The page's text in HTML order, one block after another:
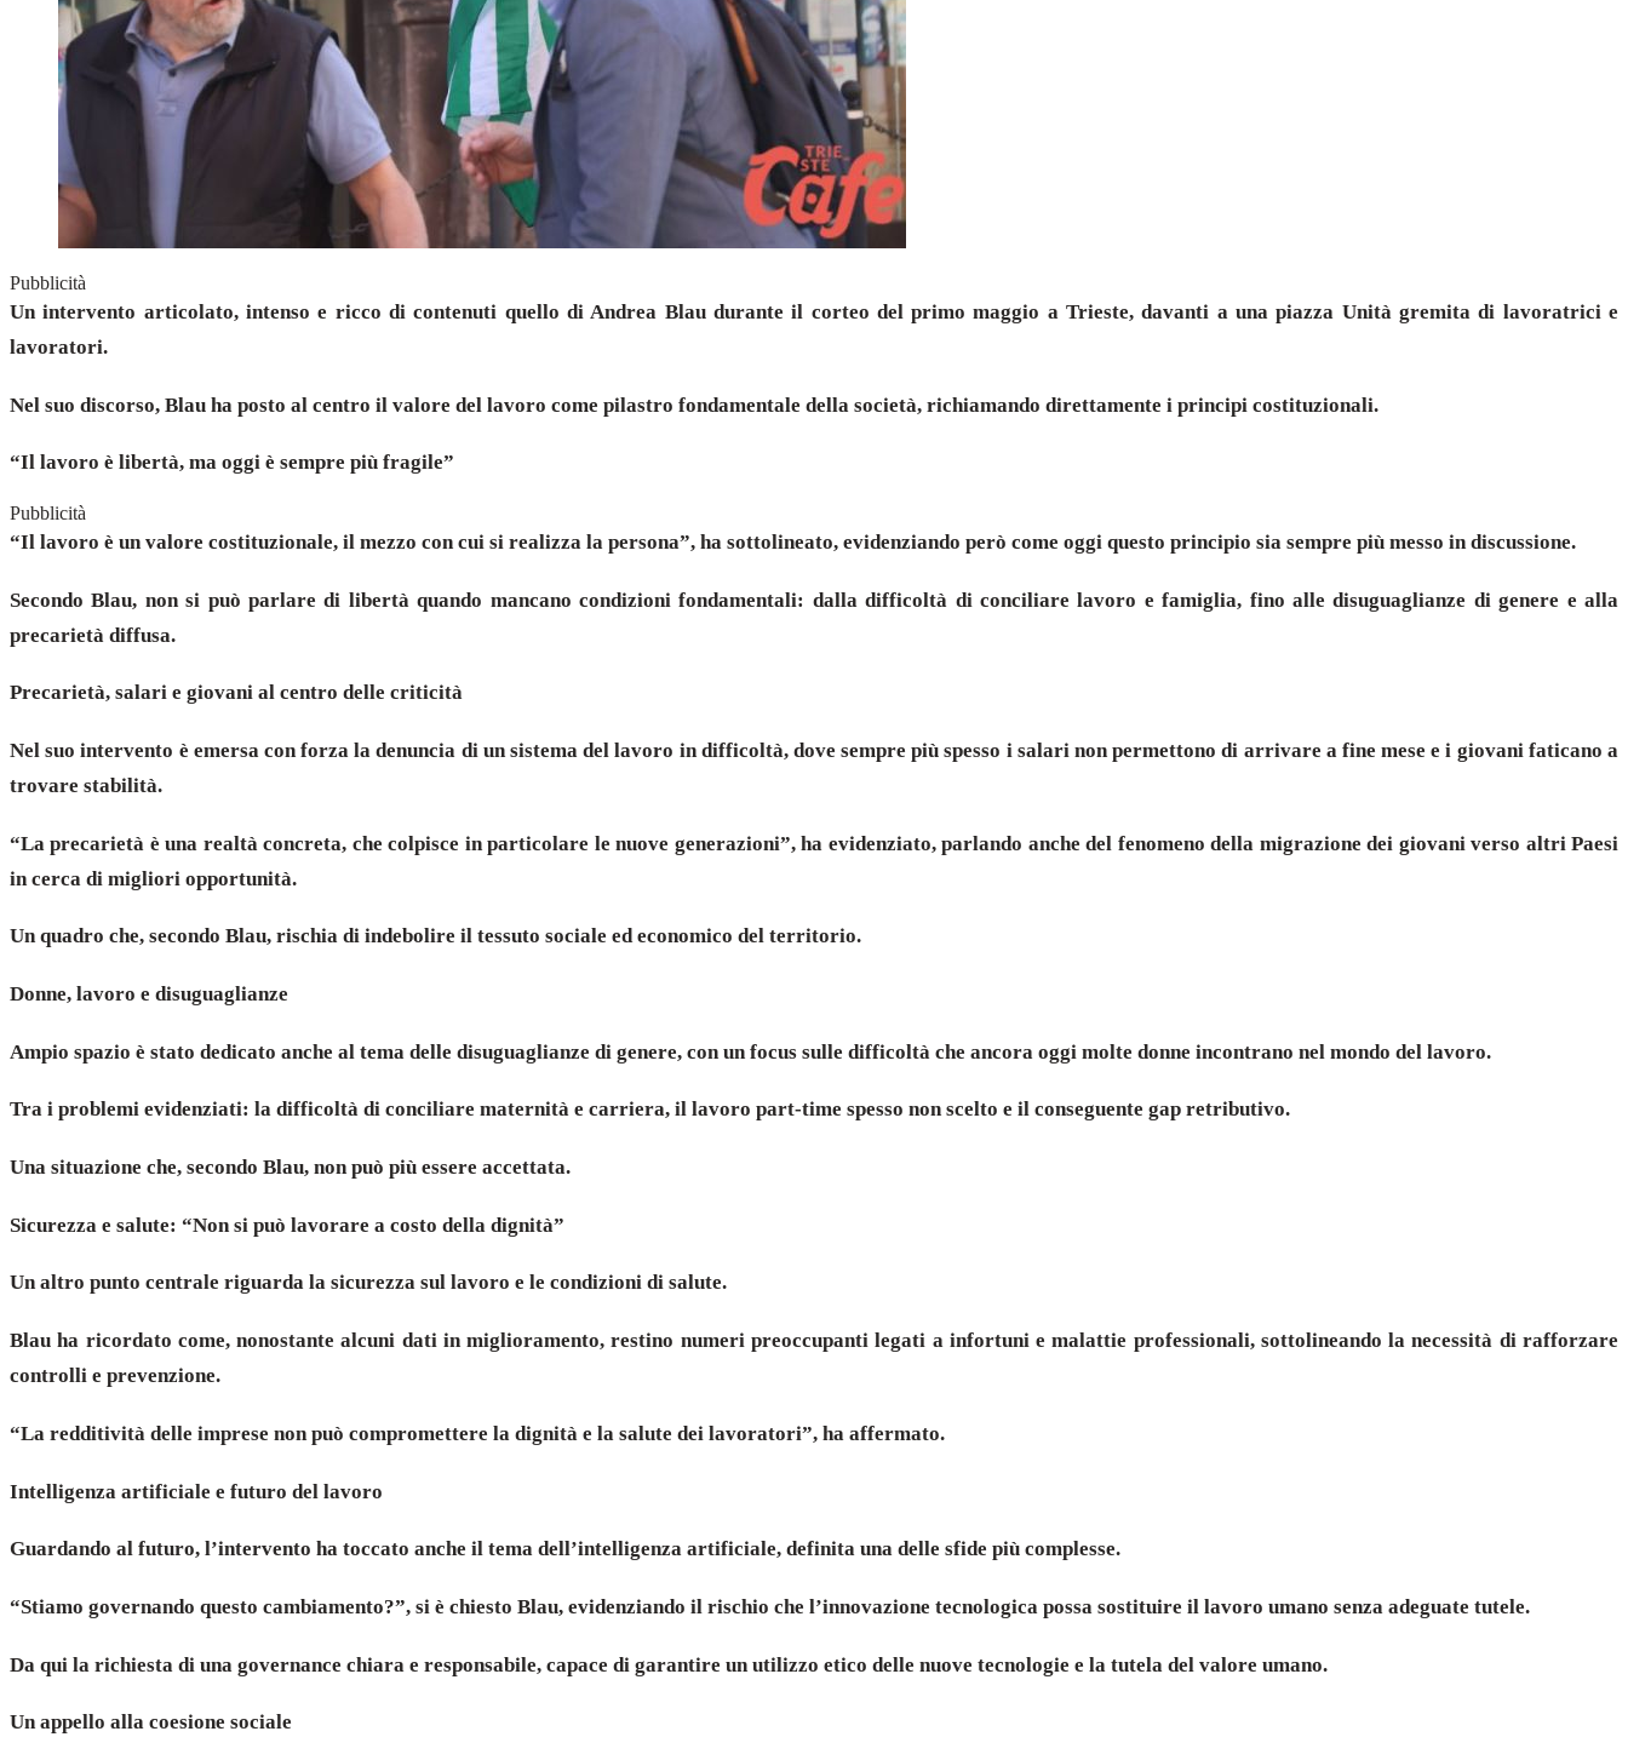
Pubblicità
Un intervento articolato, intenso e ricco di contenuti quello di Andrea Blau durante il corteo del primo maggio a Trieste, davanti a una piazza Unità gremita di lavoratrici e
lavoratori.
Nel suo discorso, Blau ha posto al centro il valore del lavoro come pilastro fondamentale della società, richiamando direttamente i principi costituzionali.
“Il lavoro è libertà, ma oggi è sempre più fragile”
Pubblicità
“Il lavoro è un valore costituzionale, il mezzo con cui si realizza la persona”, ha sottolineato, evidenziando però come oggi questo principio sia sempre più messo in discussione.
Secondo Blau, non si può parlare di libertà quando mancano condizioni fondamentali: dalla difficoltà di conciliare lavoro e famiglia, fino alle disuguaglianze di genere e alla
precarietà diffusa.
Precarietà, salari e giovani al centro delle criticità
Nel suo intervento è emersa con forza la denuncia di un sistema del lavoro in difficoltà, dove sempre più spesso i salari non permettono di arrivare a fine mese e i giovani faticano a
trovare stabilità.
“La precarietà è una realtà concreta, che colpisce in particolare le nuove generazioni”, ha evidenziato, parlando anche del fenomeno della migrazione dei giovani verso altri Paesi
in cerca di migliori opportunità.
Un quadro che, secondo Blau, rischia di indebolire il tessuto sociale ed economico del territorio.
Donne, lavoro e disuguaglianze
Ampio spazio è stato dedicato anche al tema delle disuguaglianze di genere, con un focus sulle difficoltà che ancora oggi molte donne incontrano nel mondo del lavoro.
Tra i problemi evidenziati: la difficoltà di conciliare maternità e carriera, il lavoro part-time spesso non scelto e il conseguente gap retributivo.
Una situazione che, secondo Blau, non può più essere accettata.
Sicurezza e salute: “Non si può lavorare a costo della dignità”
Un altro punto centrale riguarda la sicurezza sul lavoro e le condizioni di salute.
Blau ha ricordato come, nonostante alcuni dati in miglioramento, restino numeri preoccupanti legati a infortuni e malattie professionali, sottolineando la necessità di rafforzare
controlli e prevenzione.
“La redditività delle imprese non può compromettere la dignità e la salute dei lavoratori”, ha affermato.
Intelligenza artificiale e futuro del lavoro
Guardando al futuro, l’intervento ha toccato anche il tema dell’intelligenza artificiale, definita una delle sfide più complesse.
“Stiamo governando questo cambiamento?”, si è chiesto Blau, evidenziando il rischio che l’innovazione tecnologica possa sostituire il lavoro umano senza adeguate tutele.
Da qui la richiesta di una governance chiara e responsabile, capace di garantire un utilizzo etico delle nuove tecnologie e la tutela del valore umano.
Un appello alla coesione sociale